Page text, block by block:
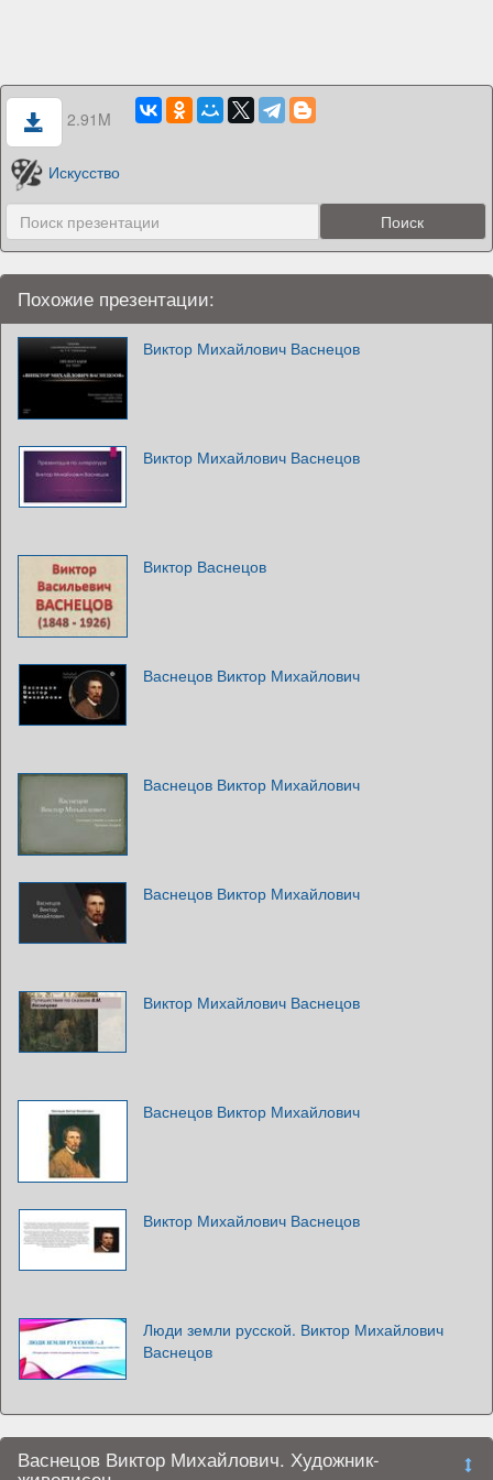
2.91M
Искусство
Похожие презентации:
Виктор Михайлович Васнецов
Виктор Михайлович Васнецов
Виктор Васнецов
Васнецов Виктор Михайлович
Васнецов Виктор Михайлович
Васнецов Виктор Михайлович
Виктор Михайлович Васнецов
Васнецов Виктор Михайлович
Виктор Михайлович Васнецов
Люди земли русской. Виктор Михайлович
Васнецов
Васнецов Виктор Михайлович. Художник-